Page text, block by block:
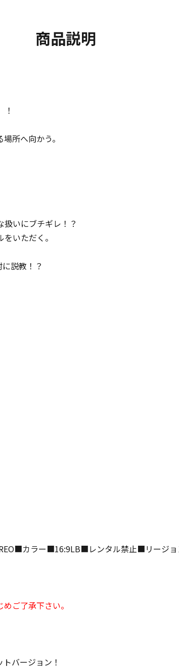
商品説明
所へ向かう。
いにブチギレ！？
いただく。
説教！？
カラー■16:9LB■レンタル禁止■リージョ
ご了承下さい。
バージョン！